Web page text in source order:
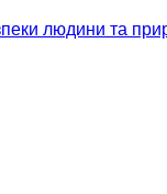
людини та